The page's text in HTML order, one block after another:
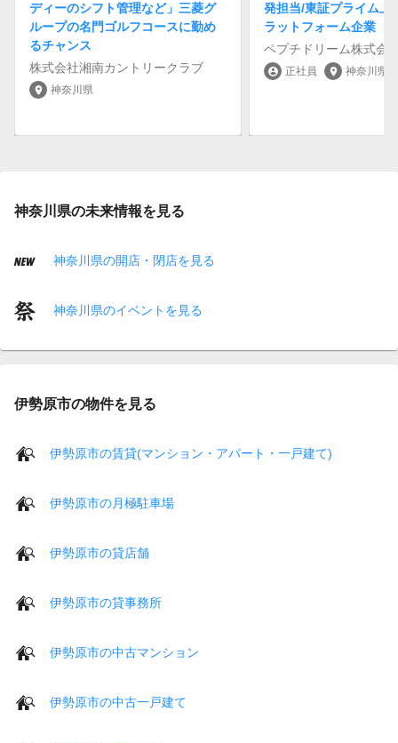
ディーのシフト管理など」三菱グ
ループの名門ゴルフコースに勤め
るチャンス
株式会社湘南カントリークラブ
location_on 神奈川県
発担当/東証プライム上
ラットフォーム企業
ペプチドリーム株式会
account_circle 正社員 location_on 神奈川県
神奈川県の未来情報を見る
神奈川県の開店・閉店を見る
神奈川県のイベントを見る
伊勢原市の物件を見る
伊勢原市の賃貸(マンション・アパート・一戸建て)
伊勢原市の月極駐車場
伊勢原市の貸店舗
伊勢原市の貸事務所
伊勢原市の中古マンション
伊勢原市の中古一戸建て